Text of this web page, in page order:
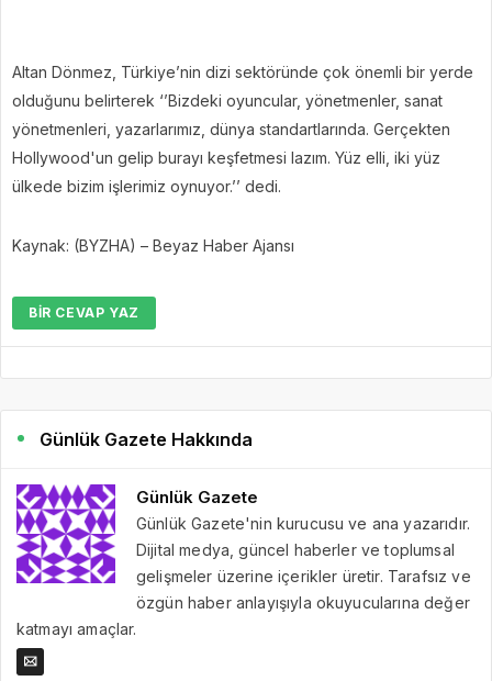
Altan Dönmez, Türkiye’nin dizi sektöründe çok önemli bir yerde
olduğunu belirterek ‘’Bizdeki oyuncular, yönetmenler, sanat
yönetmenleri, yazarlarımız, dünya standartlarında. Gerçekten
Hollywood'un gelip burayı keşfetmesi lazım. Yüz elli, iki yüz
ülkede bizim işlerimiz oynuyor.’’ dedi.
Kaynak: (BYZHA) – Beyaz Haber Ajansı
BIR CEVAP YAZ
Günlük Gazete Hakkında
Günlük Gazete
Günlük Gazete'nin kurucusu ve ana yazarıdır.
Dijital medya, güncel haberler ve toplumsal
gelişmeler üzerine içerikler üretir. Tarafsız ve
özgün haber anlayışıyla okuyucularına değer
katmayı amaçlar.